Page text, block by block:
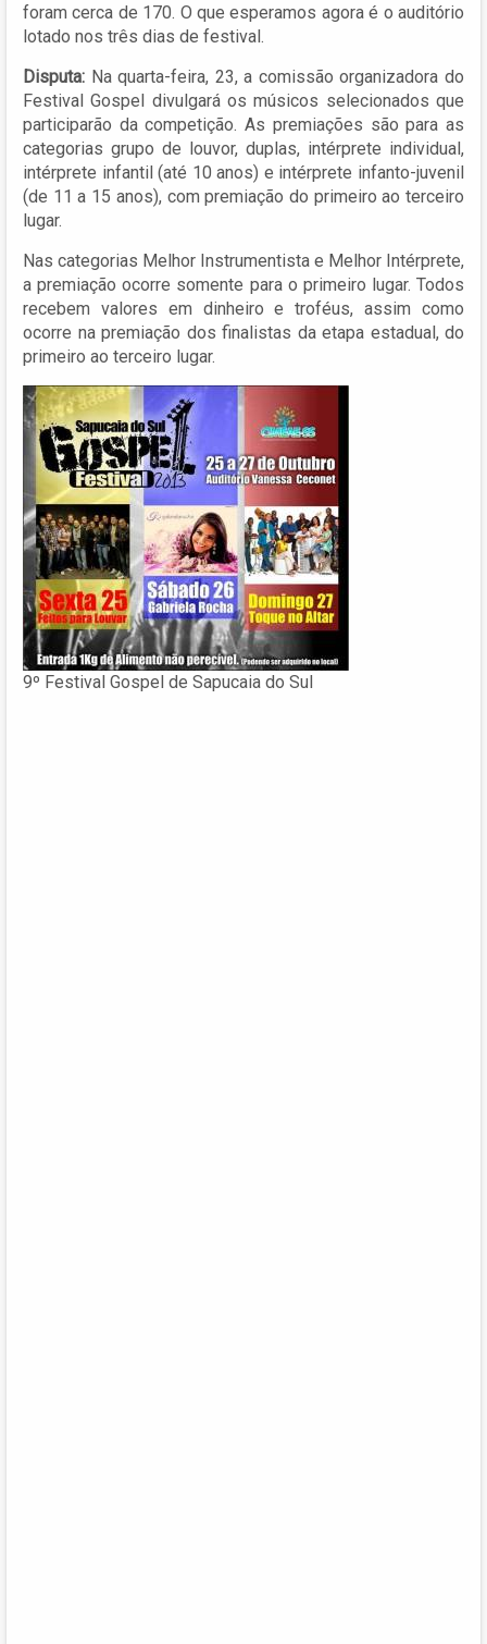
foram cerca de 170. O que esperamos agora é o auditório
lotado nos três dias de festival.
Disputa: Na quarta-feira, 23, a comissão organizadora do
Festival Gospel divulgará os músicos selecionados que
participarão da competição. As premiações são para as
categorias grupo de louvor, duplas, intérprete individual,
intérprete infantil (até 10 anos) e intérprete infanto-juvenil
(de 11 a 15 anos), com premiação do primeiro ao terceiro
lugar.
Nas categorias Melhor Instrumentista e Melhor Intérprete,
a premiação ocorre somente para o primeiro lugar. Todos
recebem valores em dinheiro e troféus, assim como
ocorre na premiação dos finalistas da etapa estadual, do
primeiro ao terceiro lugar.
9º Festival Gospel de Sapucaia do Sul